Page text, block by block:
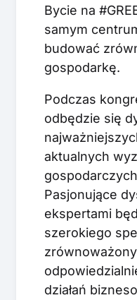
Bycie na
samym
budować
gospodarkę.
Podczas
odbędzie się
aktualnych
Pasjonujące
ekspertami
szerokiego
działań